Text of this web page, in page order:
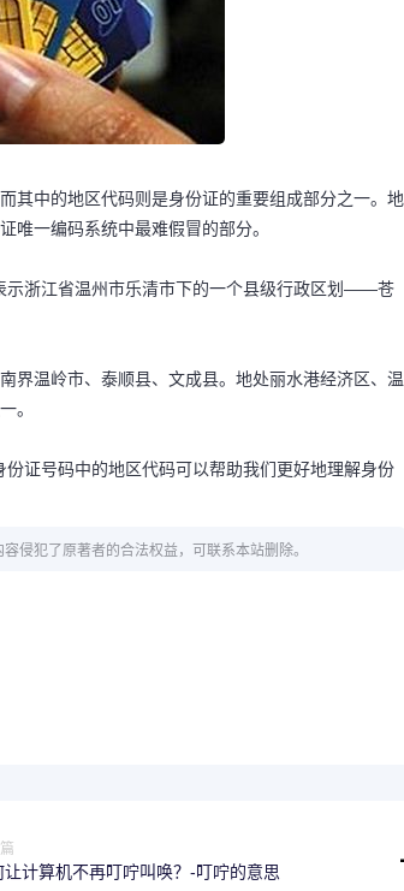
其中的地区代码则是身份证的重要组成部分之一。地
唯一编码系统中最难假冒的部分。
示浙江省温州市乐清市下的一个县级行政区划——苍
界温岭市、泰顺县、文成县。地处丽水港经济区、温
。
证号码中的地区代码可以帮助我们更好地理解身份
侵犯了原著者的合法权益，可联系本站删除。
让计算机不再叮咛叫唤？-叮咛的意思